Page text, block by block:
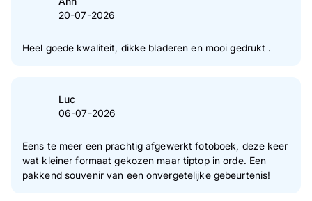
Ster(ren)
2
Ster(ren)
20-07-2026
Heel goede kwaliteit, dikke bladeren en mooi gedrukt .
Luc
06-07-2026
Eens te meer een prachtig afgewerkt fotoboek, deze keer
wat kleiner formaat gekozen maar tiptop in orde. Een
pakkend souvenir van een onvergetelijke gebeurtenis!